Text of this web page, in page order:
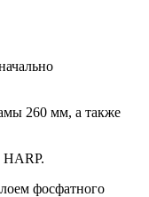
260 мм, а также
HARP.
фосфатного